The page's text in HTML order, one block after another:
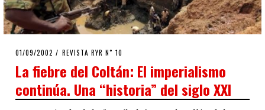
POSTED
01/09/2002 28/04/2020
REVISTA RYR N˚ 10
La fiebre del Coltán: El imperialismo
continúa. Una “historia” del siglo XXI